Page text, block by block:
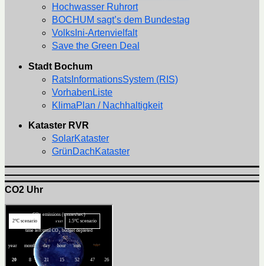
Hochwasser Ruhrort
BOCHUM sagt’s dem Bundestag
VolksIni-Artenvielfalt
Save the Green Deal
Stadt Bochum
RatsInformationsSystem (RIS)
VorhabenListe
KlimaPlan / Nachhaltigkeit
Kataster RVR
SolarKataster
GrünDachKataster
CO2 Uhr